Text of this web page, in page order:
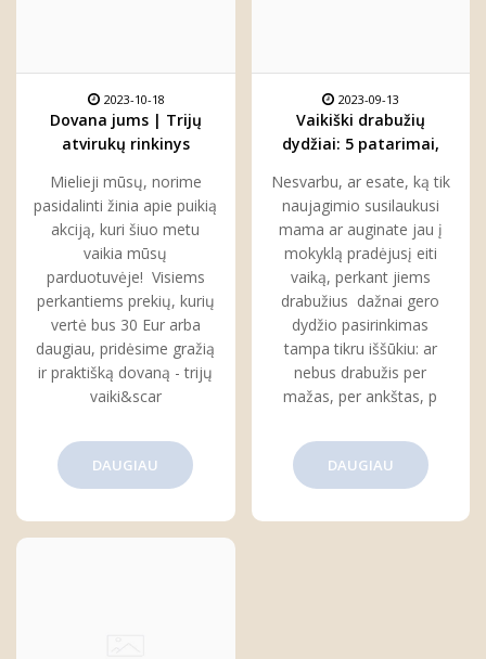
2023-10-18
Dovana jums | Trijų
atvirukų rinkinys
Mielieji mūsų, norime
pasidalinti žinia apie puikią
akciją, kuri šiuo metu
vaikia mūsų
parduotuvėje! Visiems
perkantiems prekių, kurių
vertė bus 30 Eur arba
daugiau, pridėsime gražią
ir praktišką dovaną - trijų
vaiki&scar
DAUGIAU
2023-09-13
Vaikiški drabužių
dydžiai: 5 patarimai,
pasirinkti
Nesvarbu, ar esate, ką tik
naujagimio susilaukusi
mama ar auginate jau į
mokyklą pradėjusį eiti
vaiką, perkant jiems
drabužius dažnai gero
dydžio pasirinkimas
tampa tikru iššūkiu: ar
nebus drabužis per
mažas, per ankštas, p
DAUGIAU